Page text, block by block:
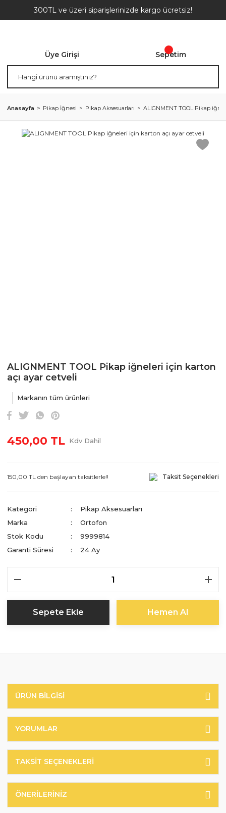
300TL ve üzeri siparişlerinizde kargo ücretsiz!
Üye Girişi Sepetim
Anasayfa Pikap İğnesi Pikap Aksesuarları ALIGNMENT TOOL Pikap
ALIGNMENT TOOL Pikap iğneleri için karton
açı ayar cetveli
Markanın tüm ürünleri
450,00 TL Kdv Dahil
150,00 TL den başlayan taksitlerle!! Taksit Seçenekleri
Kategori
Pikap Aksesuarları
Marka
Ortofon
Stok Kodu
9999814
Garanti Süresi
24 Ay
Sepete Ekle Hemen Al
ÜRÜN BILGISI
YORUMLAR
TAKSIT SEÇENEKLERI
ÖNERILERINIZ